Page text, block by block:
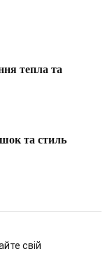
тепла та
та стиль
свій